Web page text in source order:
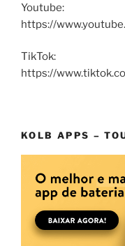
Youtube:
https://
TikTok:
https://
KOLB APPS –